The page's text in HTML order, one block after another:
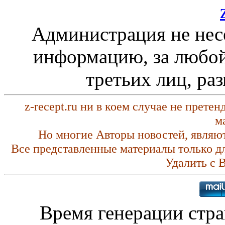
Администрация не
информацию, за любой
третьих лиц,
z-recept.ru ни в коем случае не
Но многие Авторы новостей,
Все представленные материалы только
Удалить с
Время генерации